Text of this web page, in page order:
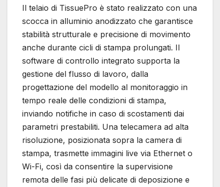
Il telaio di TissuePro è stato realizzato con una
scocca in alluminio anodizzato che garantisce
stabilità strutturale e precisione di movimento
anche durante cicli di stampa prolungati. Il
software di controllo integrato supporta la
gestione del flusso di lavoro, dalla
progettazione del modello al monitoraggio in
tempo reale delle condizioni di stampa,
inviando notifiche in caso di scostamenti dai
parametri prestabiliti. Una telecamera ad alta
risoluzione, posizionata sopra la camera di
stampa, trasmette immagini live via Ethernet o
Wi-Fi, così da consentire la supervisione
remota delle fasi più delicate di deposizione e